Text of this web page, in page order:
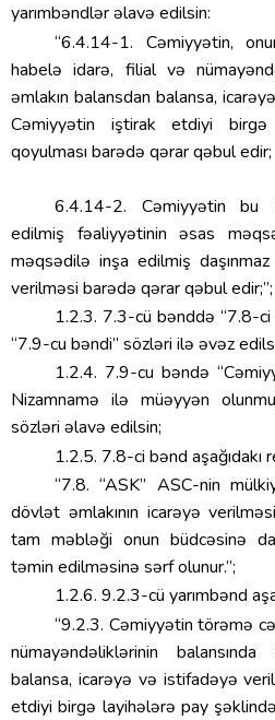
yarımbəndlər əlavə edilsin:
“6.4.14-1. Cəmiyyətin,
habelə idarə, filial və
əmlakın balansdan balansa,
Cəmiyyətin iştirak etdiyi
qoyulması barədə qərar qəbul edir;
6.4.14-2. Cəmiyyətin bu
edilmiş fəaliyyətinin əsas
məqsədilə inşa edilmiş
verilməsi barədə qərar qəbul edir;”;
1.2.3. 7.3-cü bənddə “7.8-
“7.9-cu bəndi” sözləri ilə əvəz
1.2.4. 7.9-cu bəndə
Nizamnamə ilə müəyyən
sözləri əlavə edilsin;
1.2.5. 7.8-ci bənd aşağıdakı
“7.8. “ASK” ASC-nin
dövlət əmlakının icarəyə
tam məbləği onun büdcəsinə
təmin edilməsinə sərf olunur.”;
1.2.6. 9.2.3-cü yarımbənd
“9.2.3. Cəmiyyətin törəmə
nümayəndəliklərinin
balansa, icarəyə və istifadəyə
etdiyi birgə layihələrə pay